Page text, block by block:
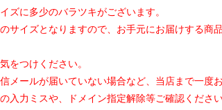
ズに多少のバラツキがございます。
サイズとなりますので、お手元にお届けする商
をつけください。
メールが届いていない場合など、当店まで一度
入力ミスや、ドメイン指定解除等ご確認ください